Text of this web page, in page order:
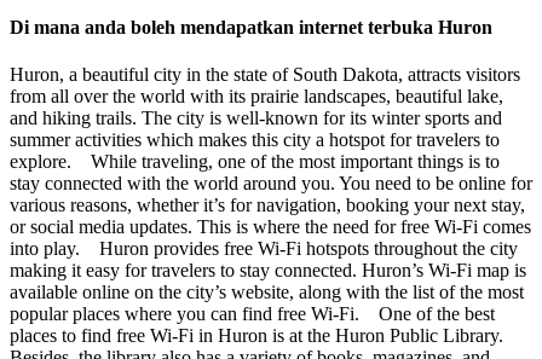
Di mana anda boleh mendapatkan internet terbuka Huron
Huron, a beautiful city in the state of South Dakota, attracts visitors
from all over the world with its prairie landscapes, beautiful lake,
and hiking trails. The city is well-known for its winter sports and
summer activities which makes this city a hotspot for travelers to
explore. While traveling, one of the most important things is to
stay connected with the world around you. You need to be online for
various reasons, whether it’s for navigation, booking your next stay,
or social media updates. This is where the need for free Wi-Fi comes
into play. Huron provides free Wi-Fi hotspots throughout the city
making it easy for travelers to stay connected. Huron’s Wi-Fi map is
available online on the city’s website, along with the list of the most
popular places where you can find free Wi-Fi. One of the best
places to find free Wi-Fi in Huron is at the Huron Public Library.